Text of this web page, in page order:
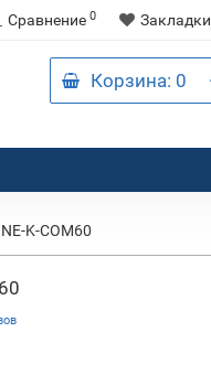
Сравнение 0 Закладки
Корзина: 0
K-COM60